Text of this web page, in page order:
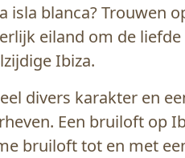
isla blanca? Trouwen
eiland om de
Ibiza.
divers karakter en
Een bruiloft op
bruiloft tot en met